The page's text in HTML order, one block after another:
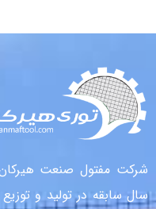
سال سابقه در تولید و